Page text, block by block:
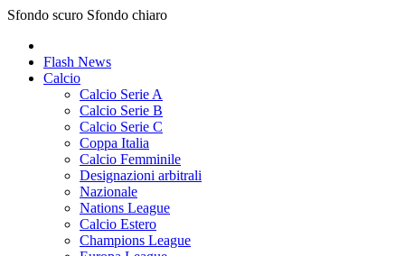
Sfondo scuro Sfondo chiaro
Flash News
Calcio
Calcio Serie A
Calcio Serie B
Calcio Serie C
Coppa Italia
Calcio Femminile
Designazioni arbitrali
Nazionale
Nations League
Calcio Estero
Champions League